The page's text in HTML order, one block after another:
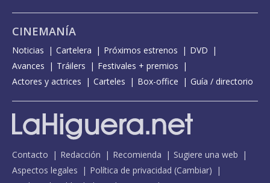
CINEMANÍA
Noticias Cartelera Próximos estrenos
DVD
Avances
Tráilers
Festivales + premios
Actores y actrices
Carteles Box-office Guía / directorio
Contacto Redacción Recomienda
Sugiere una web
Aspectos legales
Política de privacidad (Cambiar)